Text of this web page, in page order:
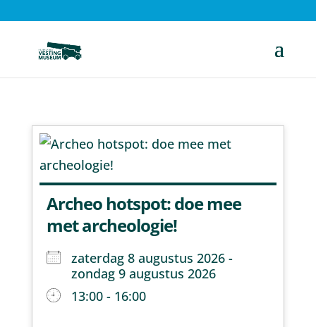
Archeo hotspot: doe mee
met archeologie!
zaterdag 8 augustus 2026 -
zondag 9 augustus 2026
13:00 - 16:00